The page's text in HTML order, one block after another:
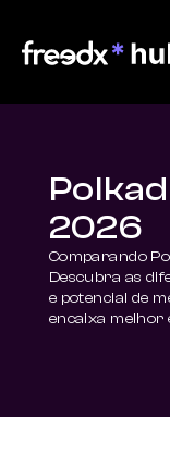
2026
Comparando
Descubra as
e potencial de
encaixa melhor